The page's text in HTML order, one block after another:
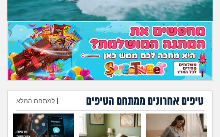
מה שעובר עליי
שומרים על הגוף
פיננסי וכלכלה
בין הסדינים
חיות מחמד
טיפים אחרונים ממתחם הטיפים למתחם המלא
הוספת טיפ